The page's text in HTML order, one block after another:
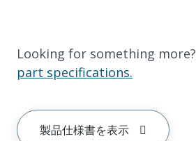
Looking for something more?
part specifications.
製品仕様書を表示